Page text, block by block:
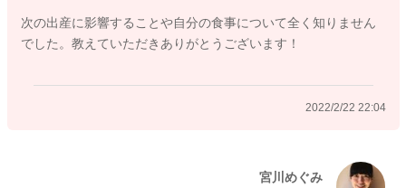
次の出産に影響することや自分の食事について全く知りません
でした。教えていただきありがとうございます！
2022/2/22 22:04
宮川めぐみ